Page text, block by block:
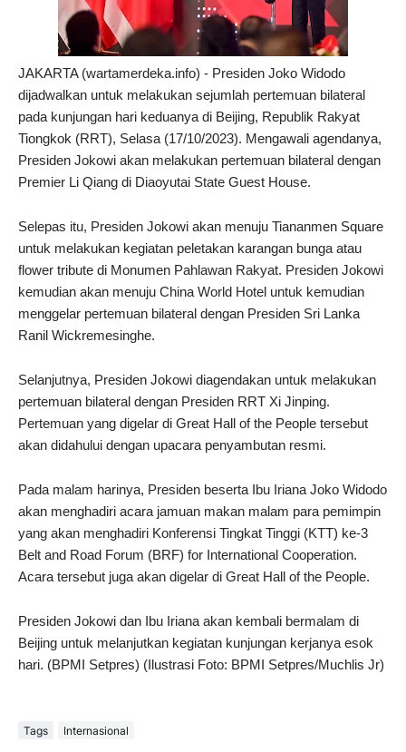
JAKARTA (wartamerdeka.info) - Presiden Joko Widodo
dijadwalkan untuk melakukan sejumlah pertemuan bilateral
pada kunjungan hari keduanya di Beijing, Republik Rakyat
Tiongkok (RRT), Selasa (17/10/2023). Mengawali agendanya,
Presiden Jokowi akan melakukan pertemuan bilateral dengan
Premier Li Qiang di Diaoyutai State Guest House.
Selepas itu, Presiden Jokowi akan menuju Tiananmen Square
untuk melakukan kegiatan peletakan karangan bunga atau
flower tribute di Monumen Pahlawan Rakyat. Presiden Jokowi
kemudian akan menuju China World Hotel untuk kemudian
menggelar pertemuan bilateral dengan Presiden Sri Lanka
Ranil Wickremesinghe.
Selanjutnya, Presiden Jokowi diagendakan untuk melakukan
pertemuan bilateral dengan Presiden RRT Xi Jinping.
Pertemuan yang digelar di Great Hall of the People tersebut
akan didahului dengan upacara penyambutan resmi.
Pada malam harinya, Presiden beserta Ibu Iriana Joko Widodo
akan menghadiri acara jamuan makan malam para pemimpin
yang akan menghadiri Konferensi Tingkat Tinggi (KTT) ke-3
Belt and Road Forum (BRF) for International Cooperation.
Acara tersebut juga akan digelar di Great Hall of the People.
Presiden Jokowi dan Ibu Iriana akan kembali bermalam di
Beijing untuk melanjutkan kegiatan kunjungan kerjanya esok
hari. (BPMI Setpres) (Ilustrasi Foto: BPMI Setpres/Muchlis Jr)
Tags Internasional